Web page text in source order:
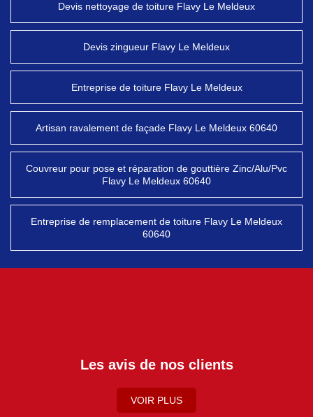
Devis nettoyage de toiture Flavy Le Meldeux
Devis zingueur Flavy Le Meldeux
Entreprise de toiture Flavy Le Meldeux
Artisan ravalement de façade Flavy Le Meldeux 60640
Couvreur pour pose et réparation de gouttière Zinc/Alu/Pvc
Flavy Le Meldeux 60640
Entreprise de remplacement de toiture Flavy Le Meldeux
60640
Les avis de nos clients
VOIR PLUS